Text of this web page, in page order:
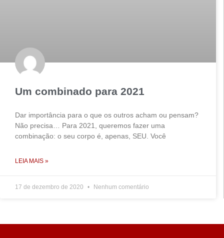
Um combinado para 2021
Dar importância para o que os outros acham ou pensam?
Não precisa… Para 2021, queremos fazer uma
combinação: o seu corpo é, apenas, SEU. Você
LEIA MAIS »
17 de dezembro de 2020 Nenhum comentário